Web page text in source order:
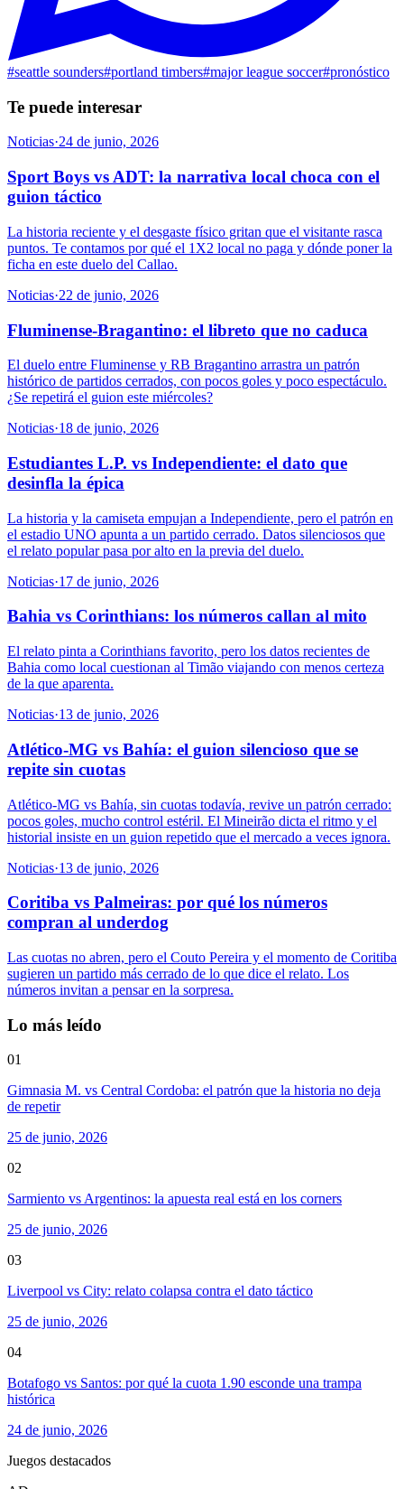
#seattle sounders#portland timbers#major league soccer#pronóstico
Te puede interesar
Noticias·24 de junio, 2026
Sport Boys vs ADT: la narrativa local choca con el
guion táctico
La historia reciente y el desgaste físico gritan que el visitante rasca
puntos. Te contamos por qué el 1X2 local no paga y dónde poner la
ficha en este duelo del Callao.
Noticias·22 de junio, 2026
Fluminense-Bragantino: el libreto que no caduca
El duelo entre Fluminense y RB Bragantino arrastra un patrón
histórico de partidos cerrados, con pocos goles y poco espectáculo.
¿Se repetirá el guion este miércoles?
Noticias·18 de junio, 2026
Estudiantes L.P. vs Independiente: el dato que
desinfla la épica
La historia y la camiseta empujan a Independiente, pero el patrón en
el estadio UNO apunta a un partido cerrado. Datos silenciosos que
el relato popular pasa por alto en la previa del duelo.
Noticias·17 de junio, 2026
Bahia vs Corinthians: los números callan al mito
El relato pinta a Corinthians favorito, pero los datos recientes de
Bahia como local cuestionan al Timão viajando con menos certeza
de la que aparenta.
Noticias·13 de junio, 2026
Atlético-MG vs Bahía: el guion silencioso que se
repite sin cuotas
Atlético-MG vs Bahía, sin cuotas todavía, revive un patrón cerrado:
pocos goles, mucho control estéril. El Mineirão dicta el ritmo y el
historial insiste en un guion repetido que el mercado a veces ignora.
Noticias·13 de junio, 2026
Coritiba vs Palmeiras: por qué los números
compran al underdog
Las cuotas no abren, pero el Couto Pereira y el momento de Coritiba
sugieren un partido más cerrado de lo que dice el relato. Los
números invitan a pensar en la sorpresa.
Lo más leído
01
Gimnasia M. vs Central Cordoba: el patrón que la historia no deja
de repetir
25 de junio, 2026
02
Sarmiento vs Argentinos: la apuesta real está en los corners
25 de junio, 2026
03
Liverpool vs City: relato colapsa contra el dato táctico
25 de junio, 2026
04
Botafogo vs Santos: por qué la cuota 1.90 esconde una trampa
histórica
24 de junio, 2026
Juegos destacados